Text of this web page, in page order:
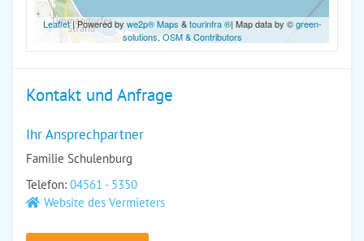
Leaflet| Powered by we2p® Maps &tourinfra ®| Map data by ©green-
solutions,OSM & Contributors
Kontakt und Anfrage
Ihr Ansprechpartner
Familie Schulenburg
Telefon: 04561 - 5350
Website des Vermieters